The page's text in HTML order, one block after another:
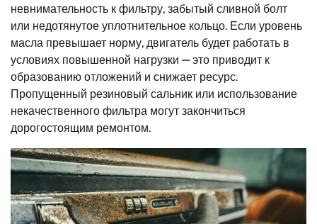
невнимательность к фильтру, забытый сливной болт
или недотянутое уплотнительное кольцо. Если уровень
масла превышает норму, двигатель будет работать в
условиях повышенной нагрузки — это приводит к
образованию отложений и снижает ресурс.
Пропущенный резиновый сальник или использование
некачественного фильтра могут закончиться
дорогостоящим ремонтом.